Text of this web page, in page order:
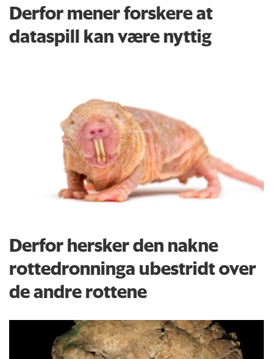
Derfor mener forskere at
dataspill kan være nyttig
Derfor hersker den nakne
rottedronninga ubestridt over
de andre rottene